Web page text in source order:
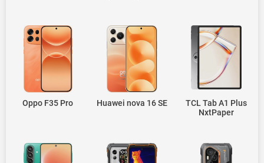
TCL Tab A1 Plus
NxtPaper
Huawei nova 16 SE
Oppo F35 Pro